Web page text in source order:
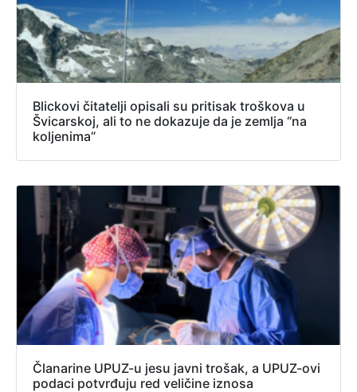
Blickovi čitatelji opisali su pritisak troškova u
Švicarskoj, ali to ne dokazuje da je zemlja “na
koljenima”
Članarine UPUZ-u jesu javni trošak, a UPUZ-ovi
podaci potvrđuju red veličine iznosa